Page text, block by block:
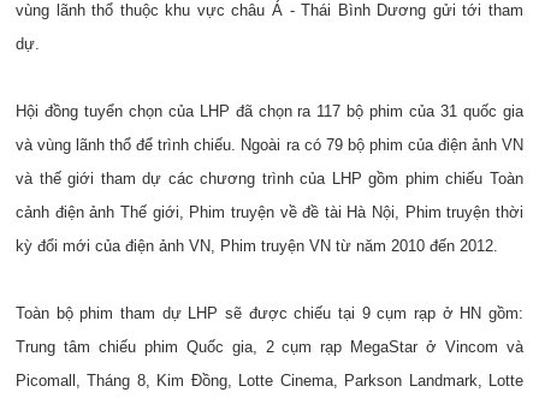
vùng lãnh thổ thuộc khu vực châu Á - Thái Bình Dương gửi tới tham
dự.
Hội đồng tuyển chọn của LHP đã chọn ra 117 bộ phim của 31 quốc gia
và vùng lãnh thổ để trình chiếu. Ngoài ra có 79 bộ phim của điện ảnh VN
và thế giới tham dự các chương trình của LHP gồm phim chiếu Toàn
cảnh điện ảnh Thế giới, Phim truyện về đề tài Hà Nội, Phim truyện thời
kỳ đổi mới của điện ảnh VN, Phim truyện VN từ năm 2010 đến 2012.
Toàn bộ phim tham dự LHP sẽ được chiếu tại 9 cụm rạp ở HN gồm:
Trung tâm chiếu phim Quốc gia, 2 cụm rạp MegaStar ở Vincom và
Picomall, Tháng 8, Kim Đồng, Lotte Cinema, Parkson Landmark, Lotte